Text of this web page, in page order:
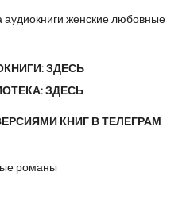
аудиокниги женские любовные
ЗДЕСЬ
ЗДЕСЬ
КНИГ В ТЕЛЕГРАМ
романы